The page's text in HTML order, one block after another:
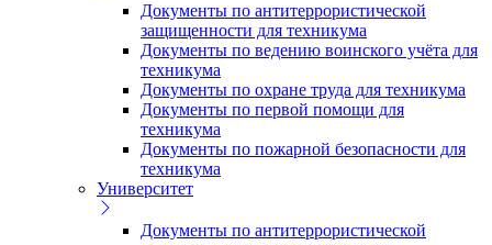
Документы по антитеррористической
защищенности для техникума
Документы по ведению воинского учёта для
техникума
Документы по охране труда для техникума
Документы по первой помощи для
техникума
Документы по пожарной безопасности для
техникума
Университет
Документы по антитеррористической